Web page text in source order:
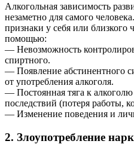
Алкогольная зависимость
незаметно для самого
признаки у себя или близкого
помощью:
— Невозможность
спиртного.
— Появление абстинентного
от употребления алкоголя.
— Постоянная тяга к
последствий (потеря работы,
— Изменение поведения и
2. Злоупотребление